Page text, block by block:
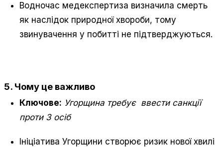
Водночас медекспертиза визначила смерть
як наслідок природної хвороби, тому
звинувачення у побитті не підтверджуються.
5. Чому це важливо
Ключове: Угорщина требує ввести санкції
проти 3 осіб
Ініціатива Угорщини створює ризик нової хвилі